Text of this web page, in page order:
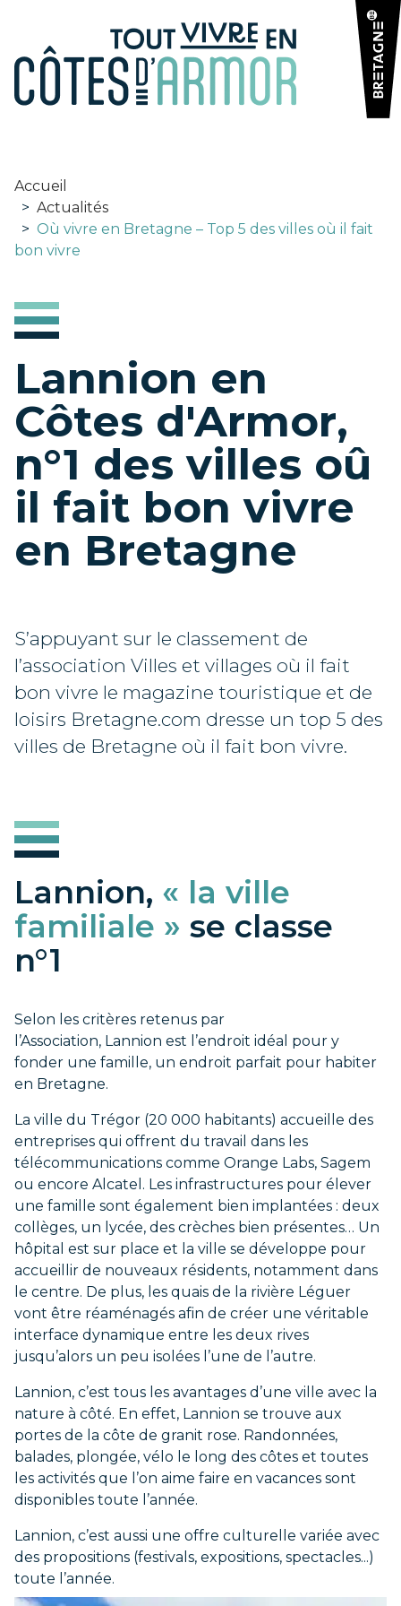
Accueil
> Actualités
> Où vivre en Bretagne – Top 5 des villes où il fait
bon vivre
Lannion en
Côtes d'Armor,
n°1 des villes oû
il fait bon vivre
en Bretagne
S’appuyant sur le classement de
l’association Villes et villages où il fait
bon vivre le magazine touristique et de
loisirs Bretagne.com dresse un top 5 des
villes de Bretagne où il fait bon vivre.
Lannion, « la ville
familiale » se classe
n°1
Selon les critères retenus par
l’Association, Lannion est l’endroit idéal pour y
fonder une famille, un endroit parfait pour habiter
en Bretagne.
La ville du Trégor (20 000 habitants) accueille des
entreprises qui offrent du travail dans les
télécommunications comme Orange Labs, Sagem
ou encore Alcatel. Les infrastructures pour élever
une famille sont également bien implantées : deux
collèges, un lycée, des crèches bien présentes… Un
hôpital est sur place et la ville se développe pour
accueillir de nouveaux résidents, notamment dans
le centre. De plus, les quais de la rivière Léguer
vont être réaménagés afin de créer une véritable
interface dynamique entre les deux rives
jusqu’alors un peu isolées l’une de l’autre.
Lannion, c’est tous les avantages d’une ville avec la
nature à côté. En effet, Lannion se trouve aux
portes de la côte de granit rose. Randonnées,
balades, plongée, vélo le long des côtes et toutes
les activités que l’on aime faire en vacances sont
disponibles toute l’année.
Lannion, c’est aussi une offre culturelle variée avec
des propositions (festivals, expositions, spectacles...)
toute l’année.